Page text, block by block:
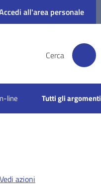
all'area personale
Cerca
line Tutti gli argomenti
Vedi azioni